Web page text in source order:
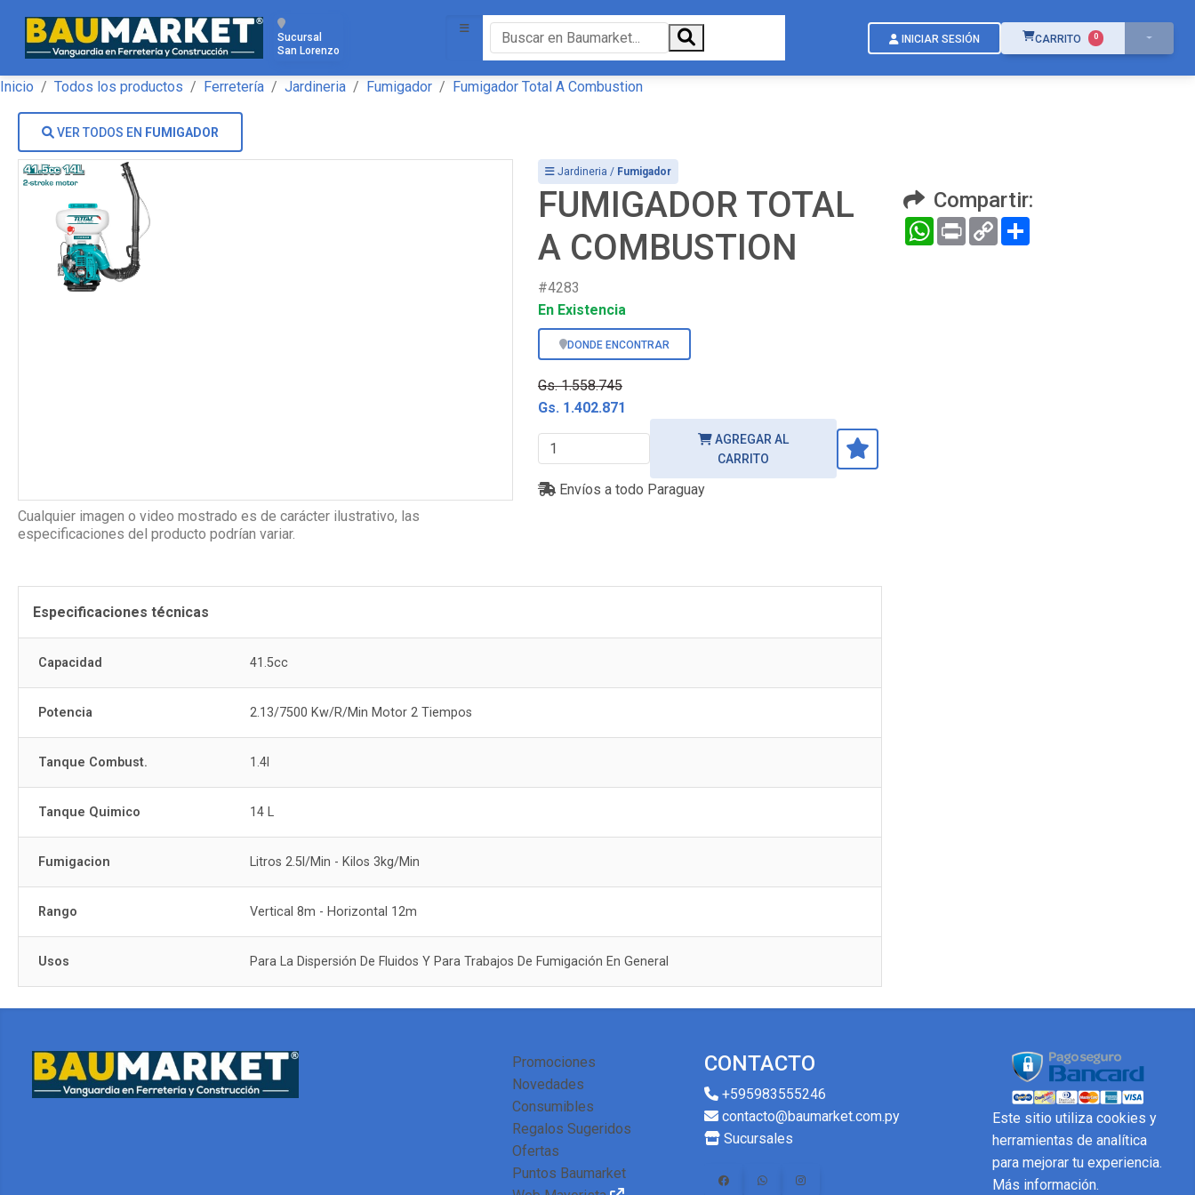
Sucursal
San Lorenzo
INICIAR SESIÓN CARRITO 0ÍTEMS EN EL CARRITO
Inicio Todos los productos Ferretería Jardineria Fumigador Fumigador Total A Combustion
VER TODOS EN FUMIGADOR
Cualquier imagen o video mostrado es de carácter ilustrativo, las
especificaciones del producto podrían variar.
Jardineria / Fumigador
FUMIGADOR TOTAL
A COMBUSTION
#4283
En Existencia
DONDE ENCONTRAR
Gs. 1.558.745
Gs. 1.402.871
AGREGAR AL
CARRITO
Envíos a todo Paraguay
Especificaciones técnicas
Capacidad 41.5cc
Potencia 2.13/7500 Kw/R/Min Motor 2 Tiempos
Tanque Combust. 1.4l
Tanque Quimico 14 L
Fumigacion Litros 2.5l/Min - Kilos 3kg/Min
Rango Vertical 8m - Horizontal 12m
Usos Para La Dispersión De Fluidos Y Para Trabajos De Fumigación En General
Compartir:
WhatsApp
Print Copy
Link
Promociones
Novedades
Consumibles
Regalos Sugeridos
Ofertas
Puntos Baumarket
CONTACTO
+595983555246
contacto@baumarket.com.py
Sucursales
Este sitio utiliza cookies y
herramientas de analítica
para mejorar tu experiencia.
Más información.